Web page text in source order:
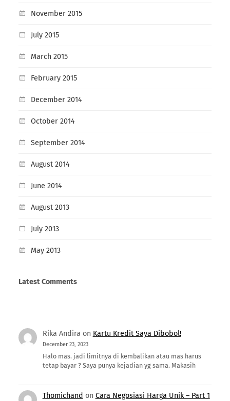
November 2015
July 2015
March 2015
February 2015
December 2014
October 2014
September 2014
August 2014
June 2014
August 2013
July 2013
May 2013
Latest Comments
Rika Andira on Kartu Kredit Saya Dibobol!
December 23, 2023
Halo mas. jadi limitnya di kembalikan atau mas harus
tetap bayar ? Saya punya kejadian yg sama. Makasih
Thomichand on Cara Negosiasi Harga Unik – Part 1